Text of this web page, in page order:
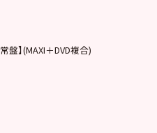
盤】(MAXI＋DVD複合)